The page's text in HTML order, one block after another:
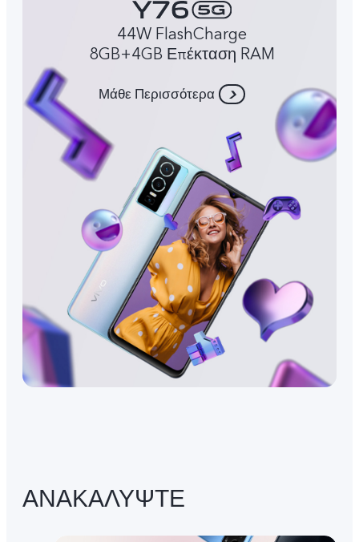
44W FlashCharge
8GB+4GB Επέκταση RAM
Μάθε Περισσότερα
ΑΝΑΚΑΛΥΨΤΕ